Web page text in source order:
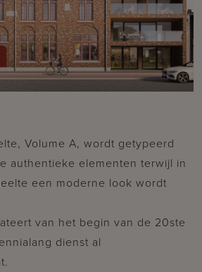
Volume A, wordt getypeerd
authentieke elementen terwijl in
een moderne look wordt
van het begin van de 20ste
dienst al